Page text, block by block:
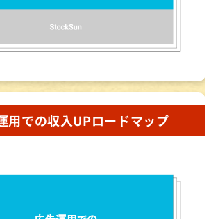
用での収入UPロードマップ